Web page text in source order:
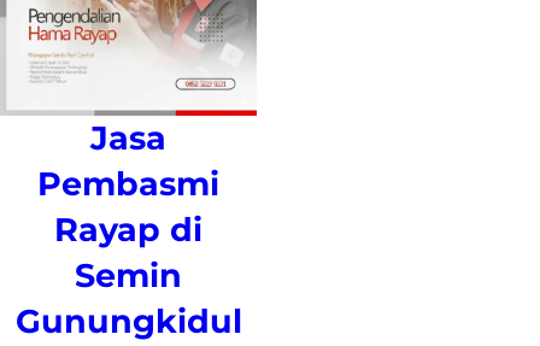
Jasa
Pembasmi
Rayap di
Semin
Gunungkidul